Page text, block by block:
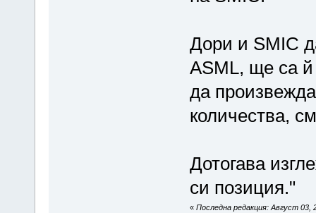
Дори и SMIC
ASML, ще са й
да
количества,
Дотогава
си позиция."
« Последна редакция: Август 03,